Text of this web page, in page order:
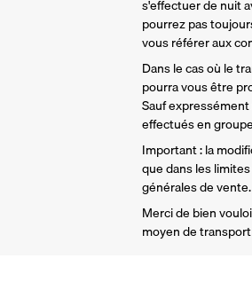
s'effectuer de nuit
pourrez pas
vous référer aux
Dans le cas où le
pourra vous être
Sauf
effectués en
Important : la
que dans les
générales de vente.
Merci de bien
moyen de